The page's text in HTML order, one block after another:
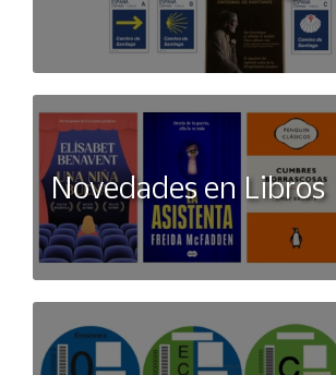
Novedades en Libros